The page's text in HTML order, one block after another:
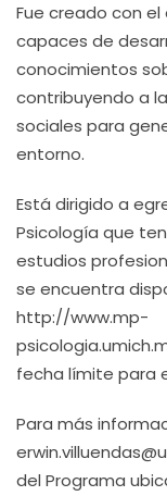
Fue creado con
capaces de
conocimientos
contribuyendo a
sociales para
entorno.
Está dirigido a
Psicología que
estudios
se encuentra
http://www.mp-
fecha límite para
Para más
del Programa